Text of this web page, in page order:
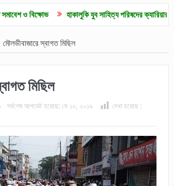
ও বিক্ষোভ হাকালুকি যুব সাহিত্য পরিষদের ক্যারিয়ার
মৌলভীবাজারে স্বাগত মিছিল
মিছিল
সর্বশেষ আপডেট হয়েছে: মে ১০, ২০১৯
দেখা হয়েছে :